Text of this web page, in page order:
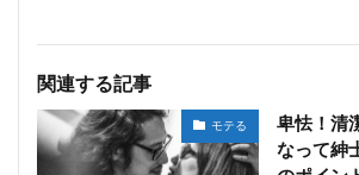
関連する記事
モテる
卑怯！清
なって紳